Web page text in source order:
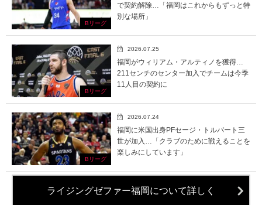
Bリーグ
で契約解除…「福岡はこれからもずっと特
別な場所」
Bリーグ
2026.07.25
福岡がウィリアム・アルティノを獲得…
211センチのセンター加入でチームは今季
11人目の契約に
Bリーグ
2026.07.24
福岡に米国出身PFセージ・トルバート三
世が加入…「クラブのために戦えることを
楽しみにしています」
ライジングゼファー福岡について詳しく